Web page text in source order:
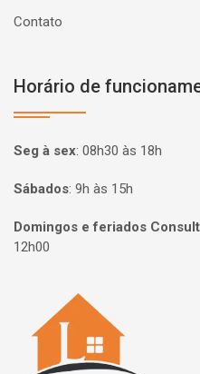
Contato
Horário de
Seg à sex: 08h30 às 18h
Sábados: 9h às 15h
Domingos e feriados
12h00
Página inicial